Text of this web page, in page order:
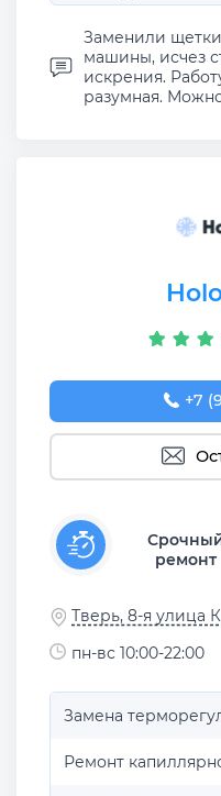
Заменили
машины, исчез
искрения.
разумная.
+7
ремонт
Тверь, 8-я улица
пн-вс 10:00-22:00
Замена
Ремонт